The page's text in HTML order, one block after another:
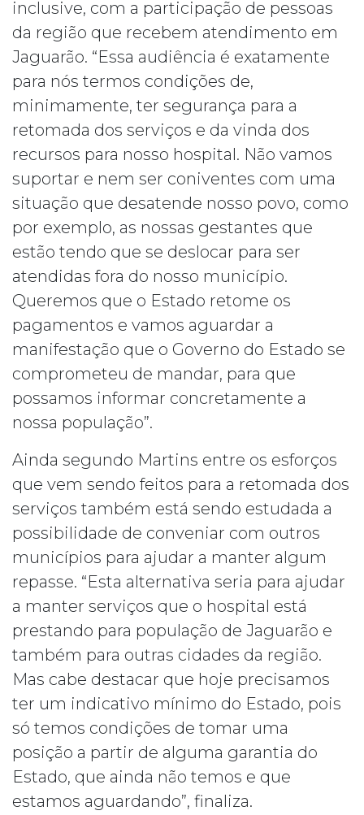
inclusive, com a participação de pessoas
da região que recebem atendimento em
Jaguarão. “Essa audiência é exatamente
para nós termos condições de,
minimamente, ter segurança para a
retomada dos serviços e da vinda dos
recursos para nosso hospital. Não vamos
suportar e nem ser coniventes com uma
situação que desatende nosso povo, como
por exemplo, as nossas gestantes que
estão tendo que se deslocar para ser
atendidas fora do nosso município.
Queremos que o Estado retome os
pagamentos e vamos aguardar a
manifestação que o Governo do Estado se
comprometeu de mandar, para que
possamos informar concretamente a
nossa população”.
Ainda segundo Martins entre os esforços
que vem sendo feitos para a retomada dos
serviços também está sendo estudada a
possibilidade de conveniar com outros
municípios para ajudar a manter algum
repasse. “Esta alternativa seria para ajudar
a manter serviços que o hospital está
prestando para população de Jaguarão e
também para outras cidades da região.
Mas cabe destacar que hoje precisamos
ter um indicativo mínimo do Estado, pois
só temos condições de tomar uma
posição a partir de alguma garantia do
Estado, que ainda não temos e que
estamos aguardando”, finaliza.